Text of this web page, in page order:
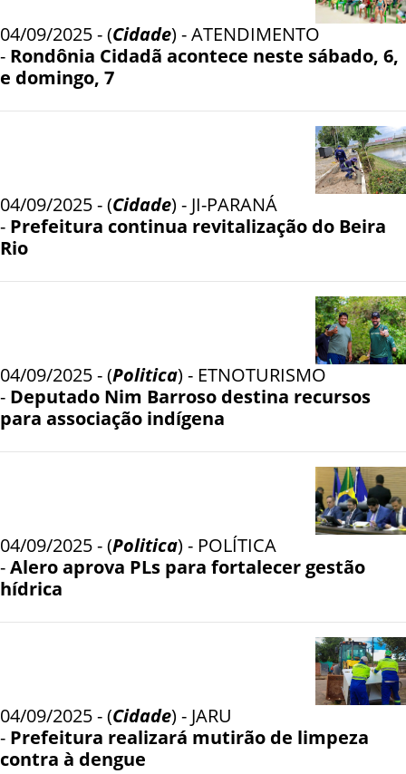
04/09/2025 - (Cidade) - ATENDIMENTO
- Rondônia Cidadã acontece neste sábado, 6,
e domingo, 7
04/09/2025 - (Cidade) - JI-PARANÁ
- Prefeitura continua revitalização do Beira
Rio
04/09/2025 - (Politica) - ETNOTURISMO
- Deputado Nim Barroso destina recursos
para associação indígena
04/09/2025 - (Politica) - POLÍTICA
-Alero aprova PLs para fortalecer gestão
hídrica
04/09/2025 - (Cidade) - JARU
- Prefeitura realizará mutirão de limpeza
contra à dengue